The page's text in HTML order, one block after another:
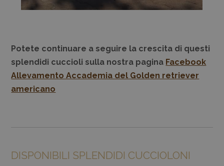
Potete continuare a seguire la crescita di questi
splendidi cuccioli sulla nostra pagina Facebook
Allevamento Accademia del Golden retriever
americano
DISPONIBILI SPLENDIDI CUCCIOLONI